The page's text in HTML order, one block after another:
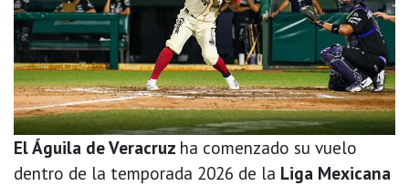
El Águila de Veracruz ha comenzado su vuelo
dentro de la temporada 2026 de la Liga Mexicana